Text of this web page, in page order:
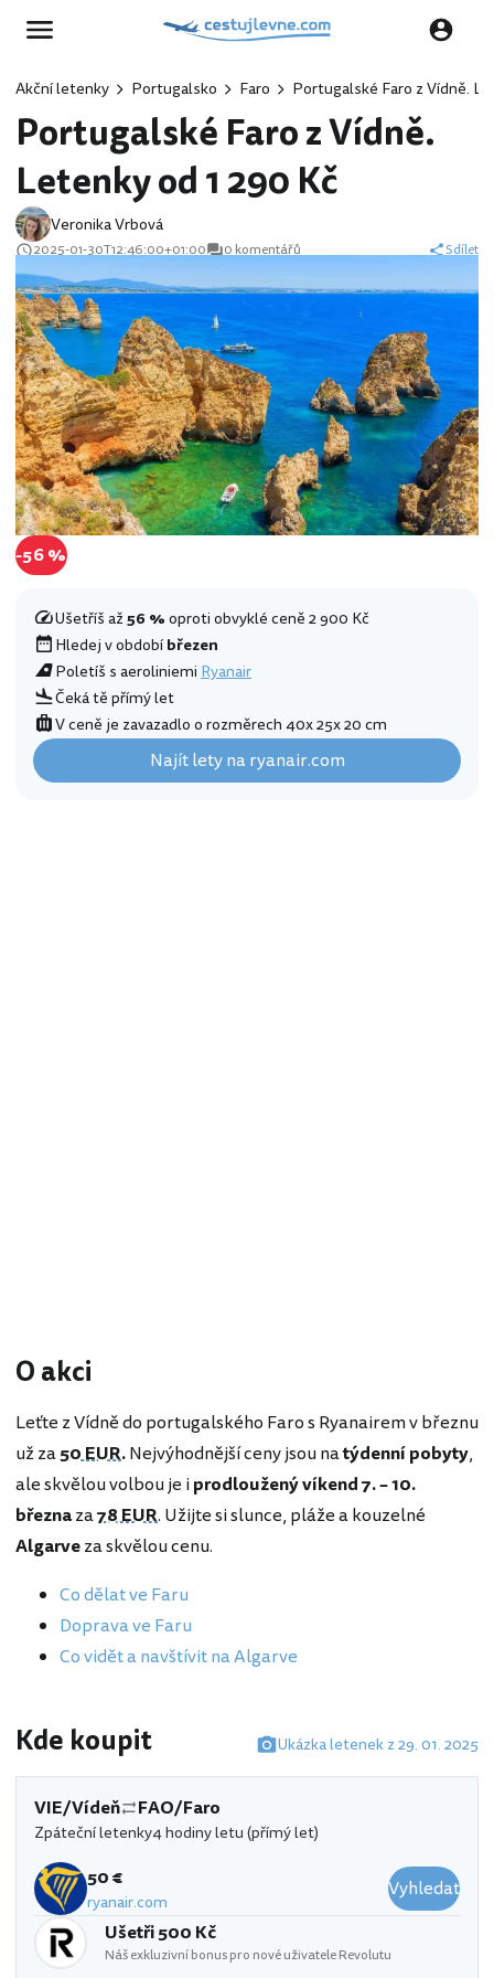
Akční letenky Portugalsko Faro Portugalské Faro z Vídně.
Portugalské Faro z Vídně.
Letenky od 1 290 Kč
Veronika Vrbová
2025-01-30T12:46:00+01:00 0 komentářů Sdílet
-56 %
Ušetříš až56 %oproti obvyklé ceně 2 900 Kč
Hledej v obdobíbřezen
Poletíš s aeroliniemiRyanair
Čeká tě přímý let
V ceně je zavazadlo o rozměrech 40x 25x 20 cm
Najít lety na ryanair.com
O akci
Leťte z Vídně do portugalského Faro s Ryanairem v březnu
už za50 EUR.Nejvýhodnější ceny jsou natýdenní pobyty,
ale skvělou volbou je iprodloužený víkend 7. – 10.
březnaza78 EUR. Užijte si slunce, pláže a kouzelné
Algarveza skvělou cenu.
Co dělat ve Faru
Doprava ve Faru
Co vidět a navštívit na Algarve
Kde koupit Ukázka letenek z 29. 01. 2025
VIE/Vídeň FAO/Faro
Zpáteční letenky4 hodiny letu (přímý let)
50 €
ryanair.com
Vyhledat
Ušetři 500 Kč
Náš exkluzivní bonus pro nové uživatele Revolutu